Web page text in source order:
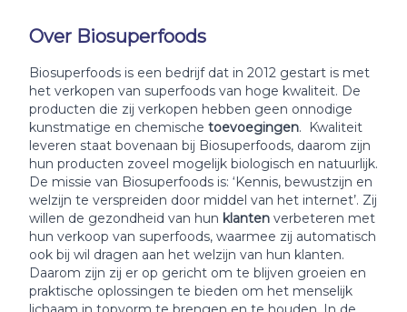
Over Biosuperfoods
Biosuperfoods is een bedrijf dat in 2012 gestart is met
het verkopen van superfoods van hoge kwaliteit. De
producten die zij verkopen hebben geen onnodige
kunstmatige en chemische toevoegingen. Kwaliteit
leveren staat bovenaan bij Biosuperfoods, daarom zijn
hun producten zoveel mogelijk biologisch en natuurlijk.
De missie van Biosuperfoods is: ‘Kennis, bewustzijn en
welzijn te verspreiden door middel van het internet’. Zij
willen de gezondheid van hun klanten verbeteren met
hun verkoop van superfoods, waarmee zij automatisch
ook bij wil dragen aan het welzijn van hun klanten.
Daarom zijn zij er op gericht om te blijven groeien en
praktische oplossingen te bieden om het menselijk